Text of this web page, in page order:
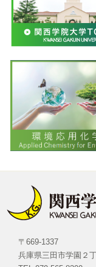
〒669-1337
兵庫県三田市学園２